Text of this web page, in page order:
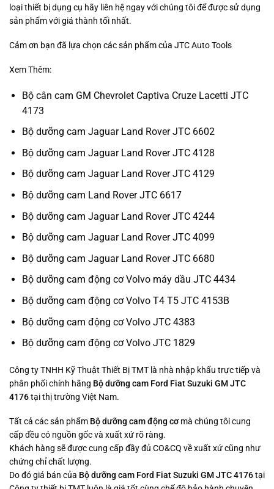
loại thiết bị dụng cụ hãy liên hệ ngay với chúng tôi để được sử dụng
sản phẩm với giá thành tối nhất.
Cảm ơn bạn đã lựa chọn các sản phẩm của JTC Auto Tools
Xem Thêm:
Bộ cân cam GM Chevrolet Captiva Cruze Lacetti JTC
4173
Bộ dưỡng cam Jaguar Land Rover JTC 6602
Bộ dưỡng cam Jaguar Land Rover JTC 4128
Bộ dưỡng cam Jaguar Land Rover JTC 4129
Bộ dưỡng cam Land Rover JTC 6617
Bộ dưỡng cam Jaguar Land Rover JTC 4244
Bộ dưỡng cam Jaguar Land Rover JTC 4099
Bộ dưỡng cam Jaguar Land Rover JTC 6680
Bộ dưỡng cam động cơ Volvo máy dầu JTC 4434
Bộ dưỡng cam động cơ Volvo T4 T5 JTC 4153B
Bộ dưỡng cam động cơ Volvo JTC 4383
Bộ dưỡng cam động cơ Volvo JTC 1829
Công ty TNHH Kỹ Thuật Thiết Bị TMT là nhà nhập khẩu trực tiếp và
phân phối chính hãng Bộ dưỡng cam Ford Fiat Suzuki GM JTC
4176tại thị trường Việt Nam.
Tất cả các sản phẩm Bộ dưỡng cam động cơmà chúng tôi cung
cấp đều có nguồn gốc và xuất xứ rõ ràng.
Khách hàng sẽ được cung cấp đầy đủ CO&CQ về xuất xứ cũng như
chứng chỉ chất lượng.
Do đó giá bán của Bộ dưỡng cam Ford Fiat Suzuki GM JTC 4176tại